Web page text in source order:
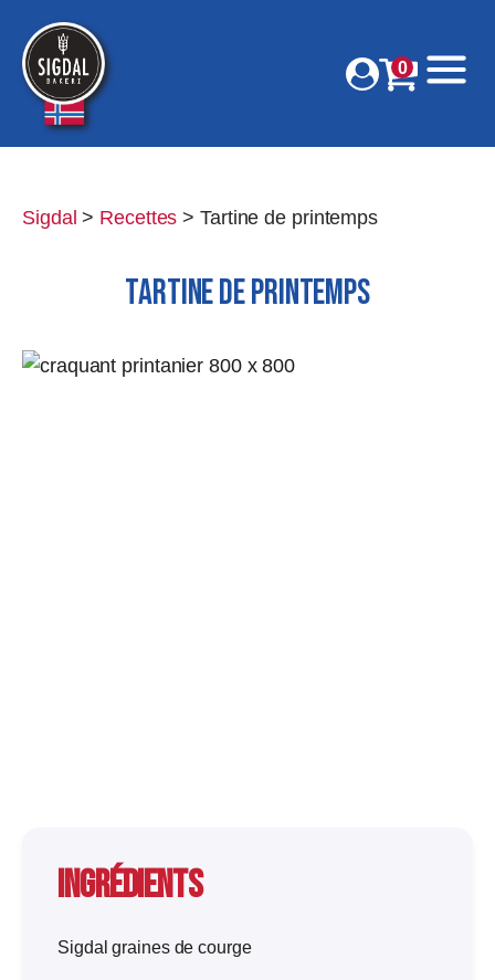
0
Sigdal > Recettes >Tartine de printemps
TARTINE DE PRINTEMPS
Ingrédients
Sigdal graines de courge